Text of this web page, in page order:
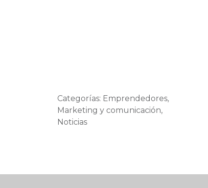
Categorías: Emprendedores,
Marketing y comunicación,
Noticias